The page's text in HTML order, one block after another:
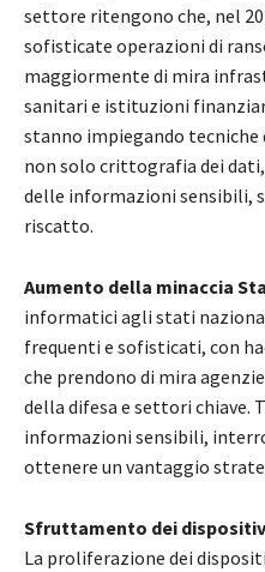
settore ritengono che, nel
sofisticate operazioni di
maggiormente di mira
sanitari e istituzioni
stanno impiegando tecniche
non solo crittografia dei
delle informazioni sensibili,
riscatto.
Aumento della minaccia
informatici agli stati
frequenti e sofisticati, con
che prendono di mira
della difesa e settori chiave.
informazioni sensibili,
ottenere un vantaggio
Sfruttamento dei
La proliferazione dei